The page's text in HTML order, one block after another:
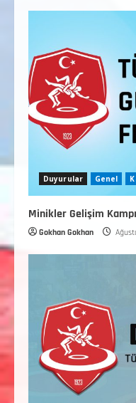
5
3.
Duyurular Genel
Minikler Gelişim
Gokhan Gokhan